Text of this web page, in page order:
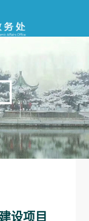
设项目